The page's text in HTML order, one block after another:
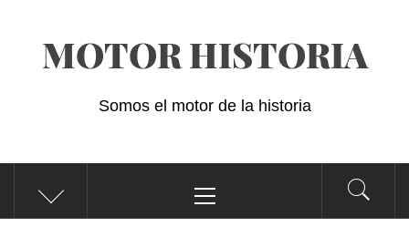
contenidoMOTOR HISTORIA
Somos el motor de la historia
principal